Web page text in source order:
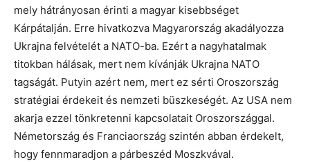
mely hátrányosan érinti a magyar kisebbséget
Kárpátalján. Erre hivatkozva Magyarország akadályozza
Ukrajna felvételét a NATO-ba. Ezért a nagyhatalmak
titokban hálásak, mert nem kívánják Ukrajna NATO
tagságát. Putyin azért nem, mert ez sérti Oroszország
stratégiai érdekeit és nemzeti büszkeségét. Az USA nem
akarja ezzel tönkretenni kapcsolatait Oroszországgal.
Németország és Franciaország szintén abban érdekelt,
hogy fennmaradjon a párbeszéd Moszkvával.